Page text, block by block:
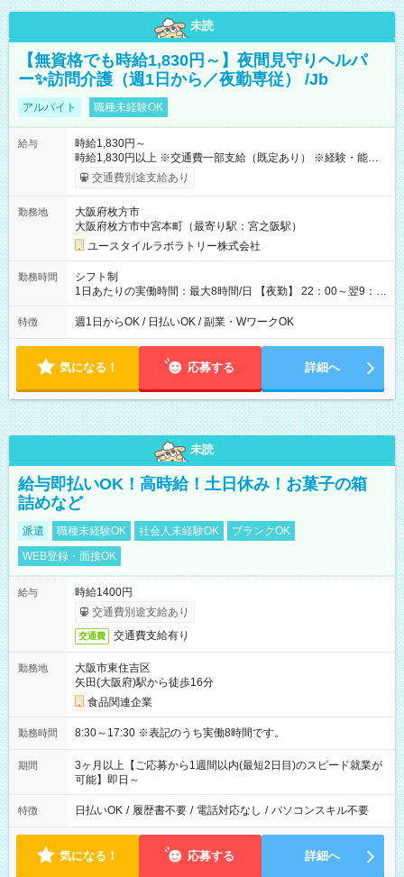
未読
【無資格でも時給1,830円～】夜間見守りヘルパ
ー✨訪問介護（週1日から／夜勤専従） /Jb
アルバイト 職種未経験OK
給与
時給1,830円～
時給1,830円以上 ※交通費一部支給（既定あり） ※経験・能力を
考慮して決定します 【収入例】 週1回勤務の場合：1,830円×8時
間×4回=5万8,560円 週3回勤務の場合：1,830円×8時間×12回
月 ※ 雇用形態と給与に、本採用時と異なる部分があります。 雇
用形態：本採用時と同じです。 給与：時給 1,610円以上
交通費別途支給あり
勤務地
大阪府枚方市
大阪府枚方市中宮本町（最寄り駅：宮之阪駅）
ユースタイルラボラトリー株式会社
勤務時間
シフト制
1日あたりの実働時間：最大8時間/日 【夜勤】 22：00～翌9：
00 ※週1日～OK ／ 夜勤専従 ＊＊ 勤務時間例 ＊＊ ■22時か
ら翌7時 ■23時から翌8時 ■24時から翌9時 など ※上記の時間
ます。 ※曜日固定（毎週同じ曜日での勤務となります）
特徴 週1日からOK / 日払いOK / 副業・WワークOK
気になる！ 応募する 詳細へ
未読
給与即払いOK！高時給！土日休み！お菓子の箱
詰めなど
派遣 職種未経験OK 社会人未経験OK
ブランクOK
WEB登録・面接OK
給与
時給1400円
交通費別途支給あり
交通費 交通費支給有り
勤務地
大阪市東住吉区
矢田(大阪府)駅から徒歩16分
食品関連企業
勤務時間 8:30～17:30 ※表記のうち実働8時間です。
期間
3ヶ月以上【ご応募から1週間以内(最短2日目)のスピード就業が
可能】即日～
特徴 日払いOK / 履歴書不要 / 電話対応なし / パソコンスキル不要
気になる！ 応募する 詳細へ